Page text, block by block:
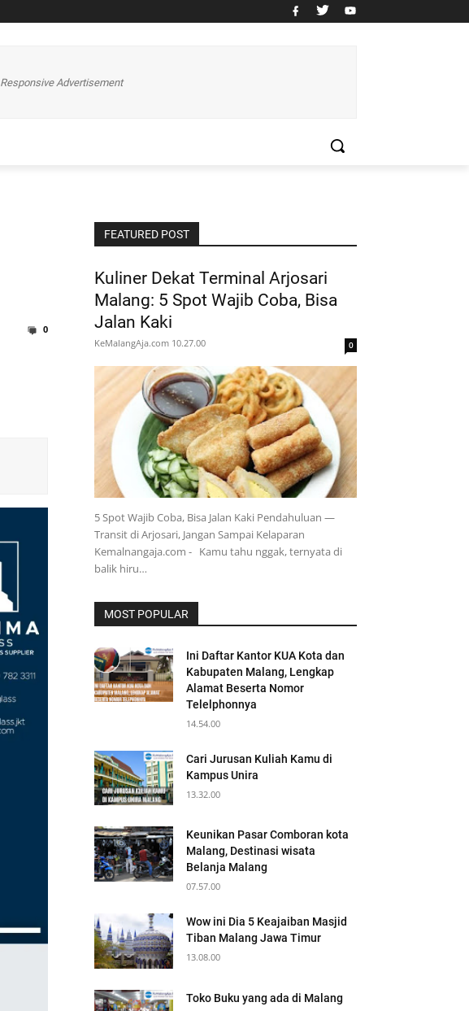
Responsive Advertisement
0
FEATURED POST
Kuliner Dekat Terminal Arjosari
Malang: 5 Spot Wajib Coba, Bisa
Jalan Kaki
KeMalangAja.com 10.27.00 0
5 Spot Wajib Coba, Bisa Jalan Kaki Pendahuluan —
Transit di Arjosari, Jangan Sampai Kelaparan
Kemalnangaja.com - Kamu tahu nggak, ternyata di
balik hiru…
MOST POPULAR
Ini Daftar Kantor KUA Kota dan
Kabupaten Malang, Lengkap
Alamat Beserta Nomor
Telelphonnya
14.54.00
Cari Jurusan Kuliah Kamu di
Kampus Unira
13.32.00
Keunikan Pasar Comboran kota
Malang, Destinasi wisata
Belanja Malang
07.57.00
Wow ini Dia 5 Keajaiban Masjid
Tiban Malang Jawa Timur
13.08.00
Toko Buku yang ada di Malang